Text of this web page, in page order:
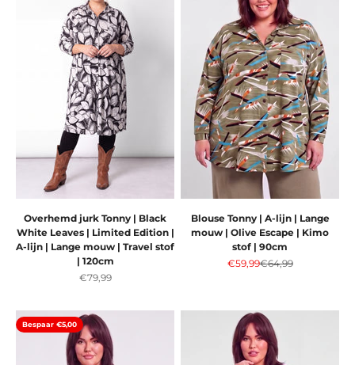
Overhemd jurk Tonny | Black
White Leaves | Limited Edition |
A-lijn | Lange mouw | Travel stof
| 120cm
Aanbiedingsprijs
€79,99
Blouse Tonny | A-lijn | Lange
mouw | Olive Escape | Kimo
stof | 90cm
Aanbiedingsprijs
€59,99Normale prijs
€64,99
Bespaar €5,00